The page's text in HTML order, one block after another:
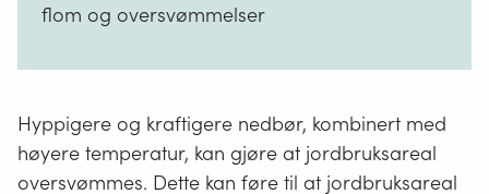
flom og oversvømmelser
Hyppigere og kraftigere nedbør, kombinert med
høyere temperatur, kan gjøre at jordbruksareal
oversvømmes. Dette kan føre til at jordbruksareal